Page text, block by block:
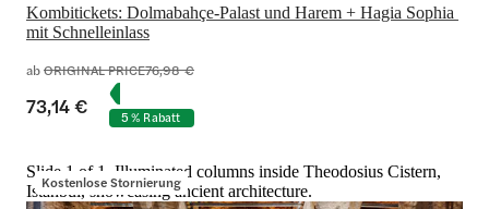
Kombitickets: Dolmabahçe-Palast und Harem + Hagia Sophia
mit Schnelleinlass
abORIGINAL PRICE76,98 €
73,14 € 5 % Rabatt
Kostenlose Stornierung
Slide 1 of 1, Illuminated columns inside Theodosius Cistern,
Istanbul, showcasing ancient architecture.